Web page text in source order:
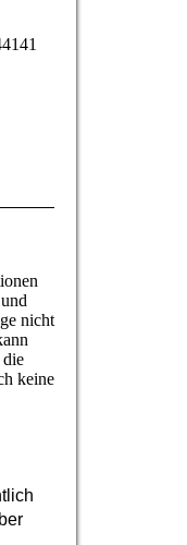
nicht
die
keine